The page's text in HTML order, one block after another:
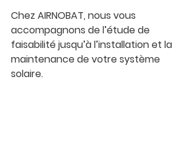
Chez AIRNOBAT, nous vous
accompagnons de l’étude de
faisabilité jusqu’à l’installation et la
maintenance de votre système
solaire.